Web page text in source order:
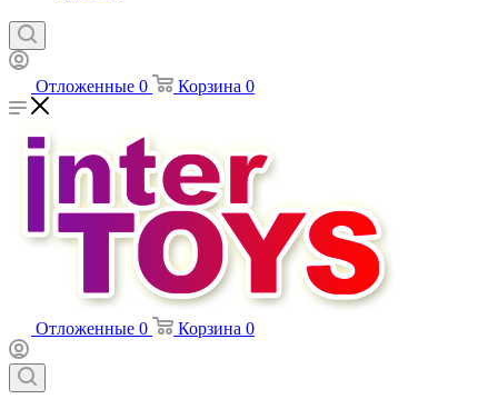
Отложенные 0 Корзина 0
Отложенные 0 Корзина 0